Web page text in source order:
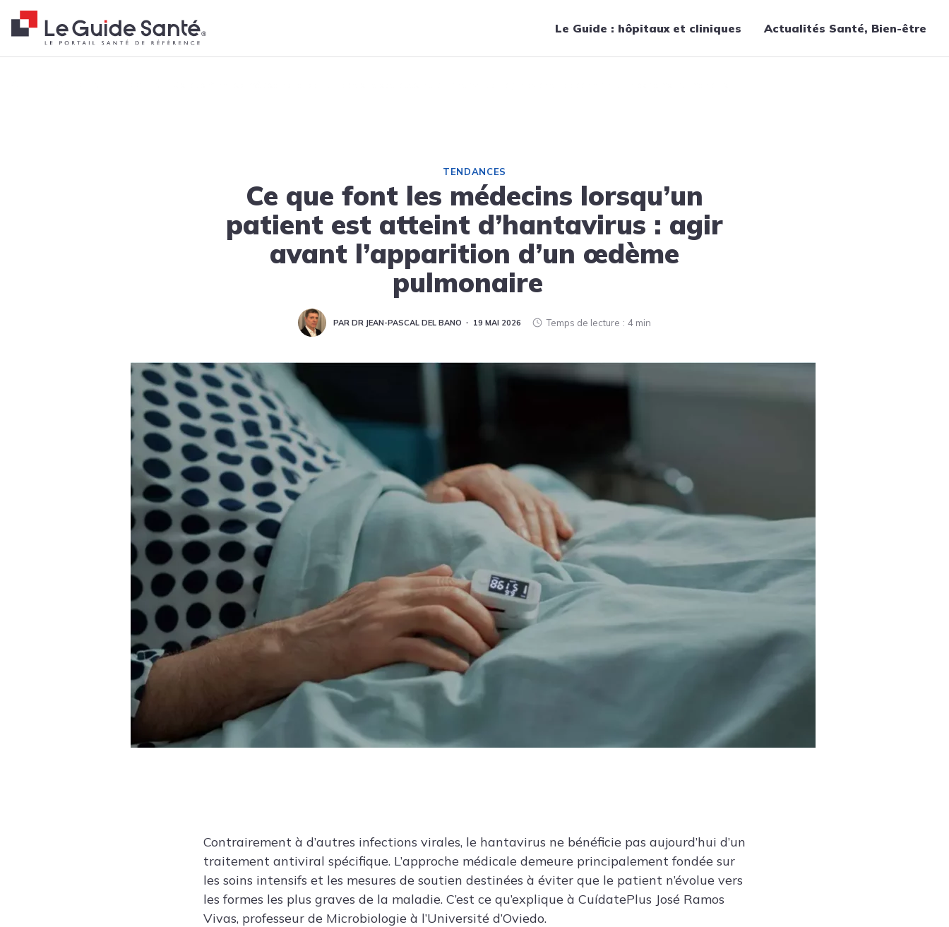
Le Guide : hôpitaux et cliniques Actualités Santé, Bien-être
TENDANCES
Ce que font les médecins lorsqu’un
patient est atteint d’hantavirus : agir
avant l’apparition d’un œdème
pulmonaire
PAR DR JEAN-PASCAL DEL BANO 19 MAI 2026 Temps de lecture 4 min
Contrairement à d’autres infections virales, le hantavirus ne bénéficie pas aujourd’hui d’un
traitement antiviral spécifique. L’approche médicale demeure principalement fondée sur
les soins intensifs et les mesures de soutien destinées à éviter que le patient n’évolue vers
les formes les plus graves de la maladie. C’est ce qu’explique à CuídatePlus José Ramos
Vivas, professeur de Microbiologie à l’Université d’Oviedo.